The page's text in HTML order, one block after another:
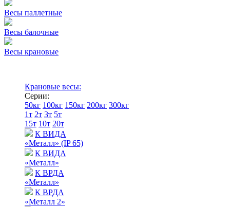
Весы паллетные
Весы балочные
Весы крановые
Крановые весы:
Серии:
50кг 100кг 150кг 200кг 300кг
1т 2т 3т 5т
15т 10т 20т
К ВИДА
«Металл» (IP 65)
К ВИДА
«Металл»
К ВРДА
«Металл»
К ВРДА
«Металл 2»